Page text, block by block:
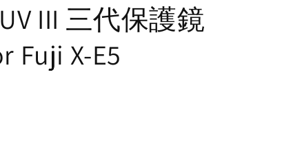
III 三代保護鏡
Fuji X-E5